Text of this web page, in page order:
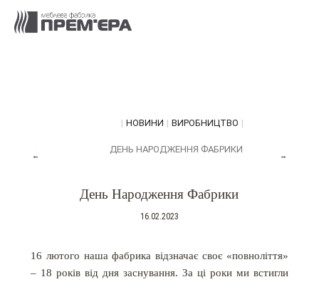
| НОВИНИ | ВИРОБНИЦТВО |
ДЕНЬ НАРОДЖЕННЯ ФАБРИКИ
День Народження Фабрики
16.02.2023
16 лютого наша фабрика відзначає своє «повноліття»
‒ 18 років від дня заснування. За ці роки ми встигли
← →